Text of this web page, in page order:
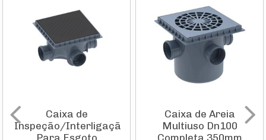
Caixa de
Inspeção/Interligação
Caixa de Areia
Multiuso Dn100